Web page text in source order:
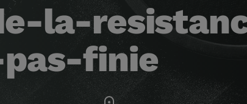
EMISSIONS
LIVRE ANTENNE
PODCAST
la-
finie